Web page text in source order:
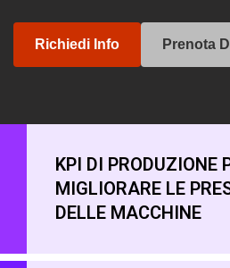
Richiedi Info Prenota
KPI DI PRODUZIONE
MIGLIORARE LE
DELLE MACCHINE